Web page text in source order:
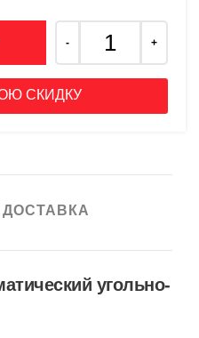
СКИДКУ
ДОСТАВКА
угольно-